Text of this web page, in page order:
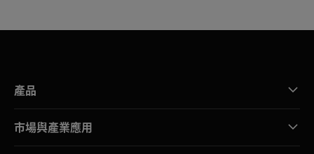
產品
市場與產業應用